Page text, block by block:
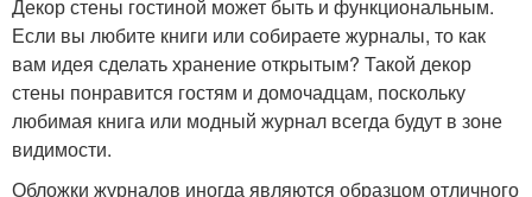
Декор стены гостиной может быть и функциональным.
Если вы любите книги или собираете журналы, то как
вам идея сделать хранение открытым? Такой декор
стены понравится гостям и домочадцам, поскольку
любимая книга или модный журнал всегда будут в зоне
видимости.
Обложки журналов иногда являются образцом отличного